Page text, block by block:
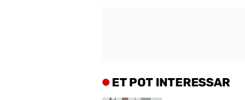
ET POT INTERESSAR